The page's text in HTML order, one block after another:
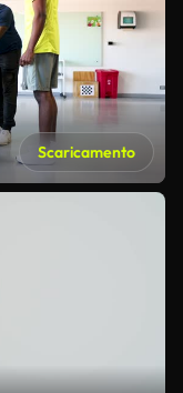
Scaricamento